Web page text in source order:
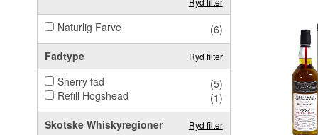
Naturlig Farve
(6)
Fadtype
Ryd filter
Sherry fad
(5)
Refill Hogshead
(1)
Skotske Whiskyregioner
Ryd filter